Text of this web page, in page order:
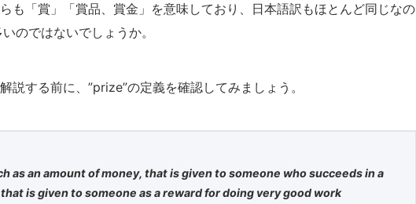
も「賞」「賞品、賞金」を意味しており、日本語訳もほとんど同じなの
のではないでしょうか。
説する前に、”prize”の定義を確認してみましょう。
as an amount of money, that is given to someone who succeeds in a
is given to someone as a reward for doing very good work